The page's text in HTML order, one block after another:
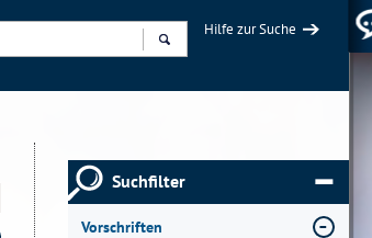
Hilfe zur Suche
Suchfilter
Vorschriften